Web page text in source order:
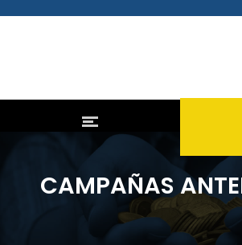
CAMPAÑAS